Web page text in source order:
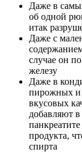
Даже в
об одной
итак
Даже с
случае он
железу
Даже в
пирожных и
вкусовых
добавляют
продукта,
спирта